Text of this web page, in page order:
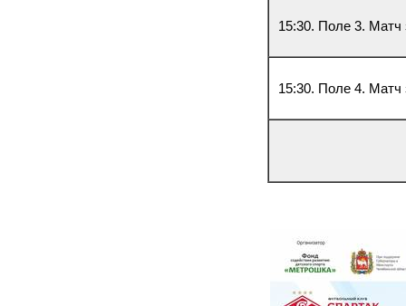
15:30. Поле 3. Матч
15:30. Поле 4. Матч